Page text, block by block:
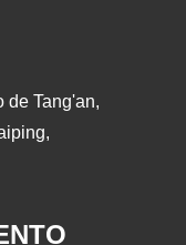
de Tang'an,